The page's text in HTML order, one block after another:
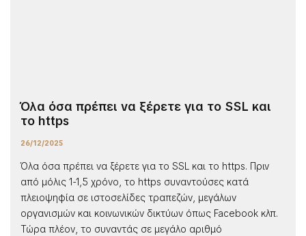
Όλα όσα πρέπει να ξέρετε για το SSL και
το https
26/12/2025
Όλα όσα πρέπει να ξέρετε για το SSL και το https. Πριν
από μόλις 1-1,5 χρόνο, το https συναντούσες κατά
πλειοψηφία σε ιστοσελίδες τραπεζών, μεγάλων
οργανισμών και κοινωνικών δικτύων όπως Facebook κλπ.
Τώρα πλέον, το συναντάς σε μεγάλο αριθμό